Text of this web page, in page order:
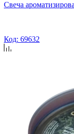
Свеча
Код: 69632